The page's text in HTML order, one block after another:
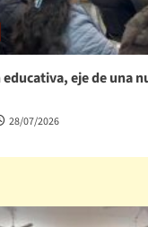
eje de una
28/07/2026